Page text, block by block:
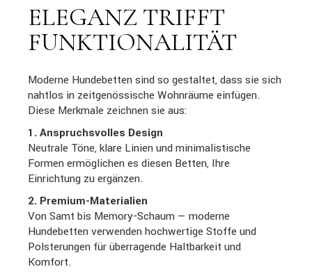
ELEGANZ TRIFFT
FUNKTIONALITÄT
Moderne Hundebetten sind so gestaltet, dass sie sich
nahtlos in zeitgenössische Wohnräume einfügen.
Diese Merkmale zeichnen sie aus:
1. Anspruchsvolles Design
Neutrale Töne, klare Linien und minimalistische
Formen ermöglichen es diesen Betten, Ihre
Einrichtung zu ergänzen.
2. Premium-Materialien
Von Samt bis Memory-Schaum — moderne
Hundebetten verwenden hochwertige Stoffe und
Polsterungen für überragende Haltbarkeit und
Komfort.